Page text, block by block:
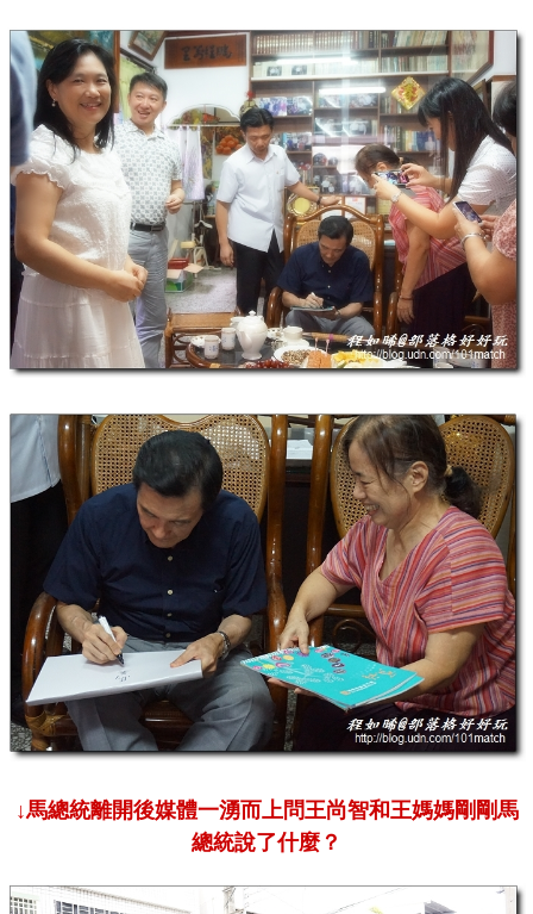
↓馬總統離開後媒體一湧而上問王尚智和王媽媽剛剛馬
總統說了什麼？